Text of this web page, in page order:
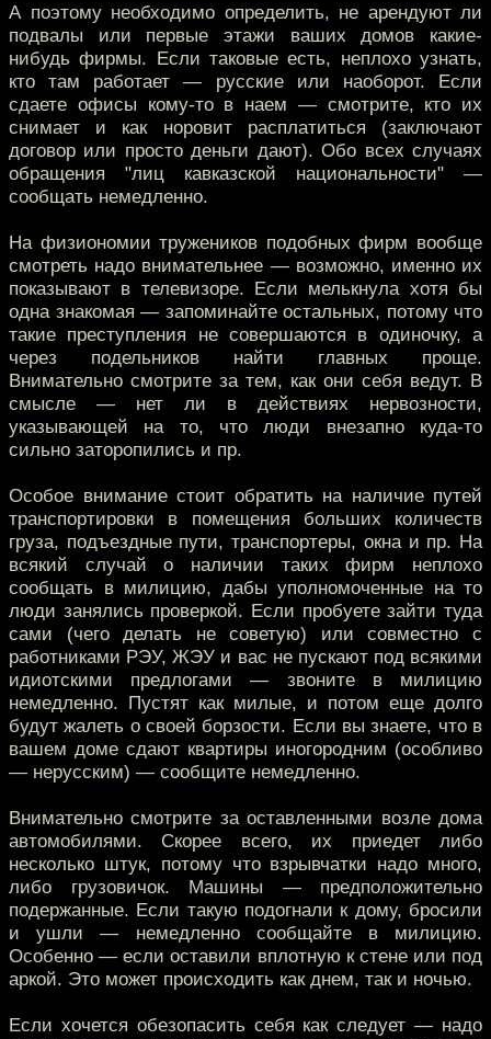
А поэтому необходимо определить, не арендуют ли
подвалы или первые этажи ваших домов какие-
нибудь фирмы. Если таковые есть, неплохо узнать,
кто там работает — русские или наоборот. Если
сдаете офисы кому-то в наем — смотрите, кто их
снимает и как норовит расплатиться (заключают
договор или просто деньги дают). Обо всех случаях
обращения "лиц кавказской национальности" —
сообщать немедленно.
На физиономии тружеников подобных фирм вообще
смотреть надо внимательнее — возможно, именно их
показывают в телевизоре. Если мелькнула хотя бы
одна знакомая — запоминайте остальных, потому что
такие преступления не совершаются в одиночку, а
через подельников найти главных проще.
Внимательно смотрите за тем, как они себя ведут. В
смысле — нет ли в действиях нервозности,
указывающей на то, что люди внезапно куда-то
сильно заторопились и пр.
Особое внимание стоит обратить на наличие путей
транспортировки в помещения больших количеств
груза, подъездные пути, транспортеры, окна и пр. На
всякий случай о наличии таких фирм неплохо
сообщать в милицию, дабы уполномоченные на то
люди занялись проверкой. Если пробуете зайти туда
сами (чего делать не советую) или совместно с
работниками РЭУ, ЖЭУ и вас не пускают под всякими
идиотскими предлогами — звоните в милицию
немедленно. Пустят как милые, и потом еще долго
будут жалеть о своей борзости. Если вы знаете, что в
вашем доме сдают квартиры иногородним (особливо
— нерусским) — сообщите немедленно.
Внимательно смотрите за оставленными возле дома
автомобилями. Скорее всего, их приедет либо
несколько штук, потому что взрывчатки надо много,
либо грузовичок. Машины — предположительно
подержанные. Если такую подогнали к дому, бросили
и ушли — немедленно сообщайте в милицию.
Особенно — если оставили вплотную к стене или под
аркой. Это может происходить как днем, так и ночью.
Если хочется обезопасить себя как следует — надо